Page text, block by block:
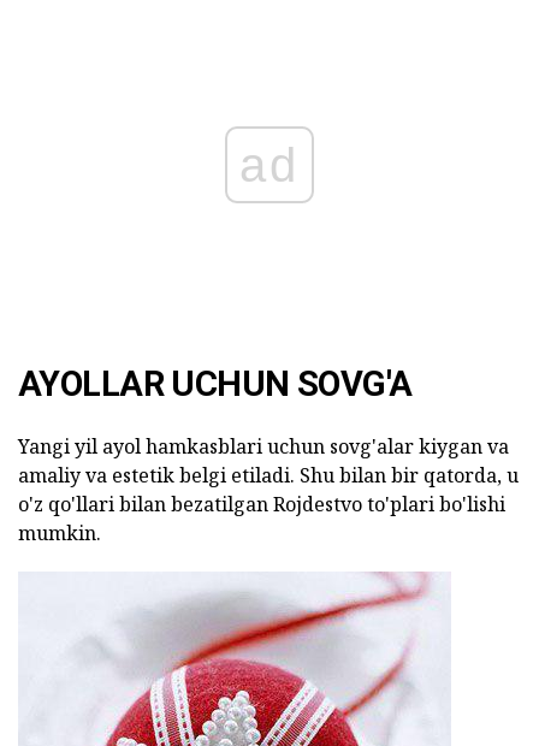
ad
AYOLLAR UCHUN SOVG'A
Yangi yil ayol hamkasblari uchun sovg'alar kiygan va
amaliy va estetik belgi etiladi. Shu bilan bir qatorda, u
o'z qo'llari bilan bezatilgan Rojdestvo to'plari bo'lishi
mumkin.